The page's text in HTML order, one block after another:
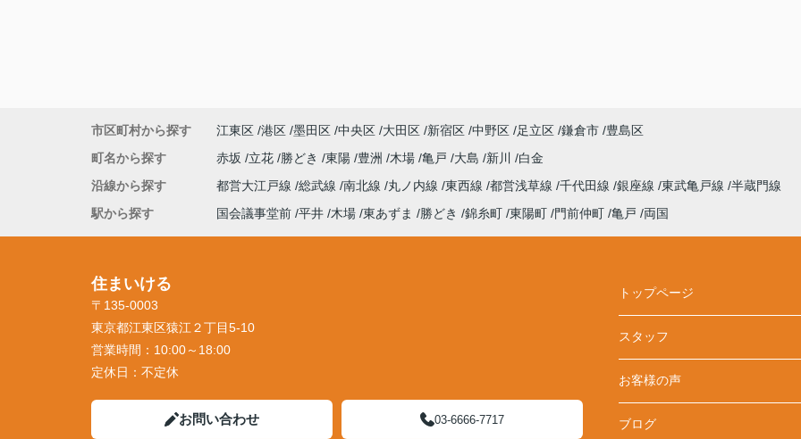
市区町村から探す 江東区 港区 墨田区 中央区 大田区 新宿区 中野区 足立区 鎌倉市 豊島区
町名から探す
赤坂 立花 勝どき 東陽 豊洲 木場 亀戸 大島 新川
白金
沿線から探す
都営大江戸線 総武線 南北線 丸ノ内線 東西線 都営浅草線 千代田線 銀座線 東武亀戸線 半蔵門線
駅から探す
国会議事堂前 平井 木場 東あずま 勝どき 錦糸町 東陽町 門前仲町 亀戸 両国
住まいける
〒135-0003
東京都江東区猿江２丁目5-10
営業時間： 10:00～18:00
定休日： 不定休
お問い合わせ 03-6666-7717
トップページ
スタッフ
お客様の声
ブログ